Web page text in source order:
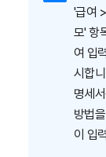
'급여
모' 항
여 입
시합
명세
방법
이 입